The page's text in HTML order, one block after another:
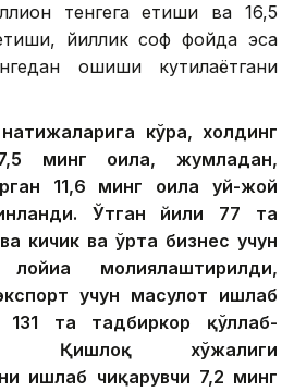
тенгега етиши ва 16,5
йиллик соф фойда эса
ошиши кутилаётгани
кўра, холдинг
минг оила, жумладан,
11,6 минг оила уй-жой
Ўтган йили 77 та
кичик ва ўрта бизнес учун
молиялаштирилди,
учун маҳсулот ишлаб
131 та тадбиркор қўллаб-
Қишлоқ хўжалиги
ишлаб чиқарувчи 7,2 минг